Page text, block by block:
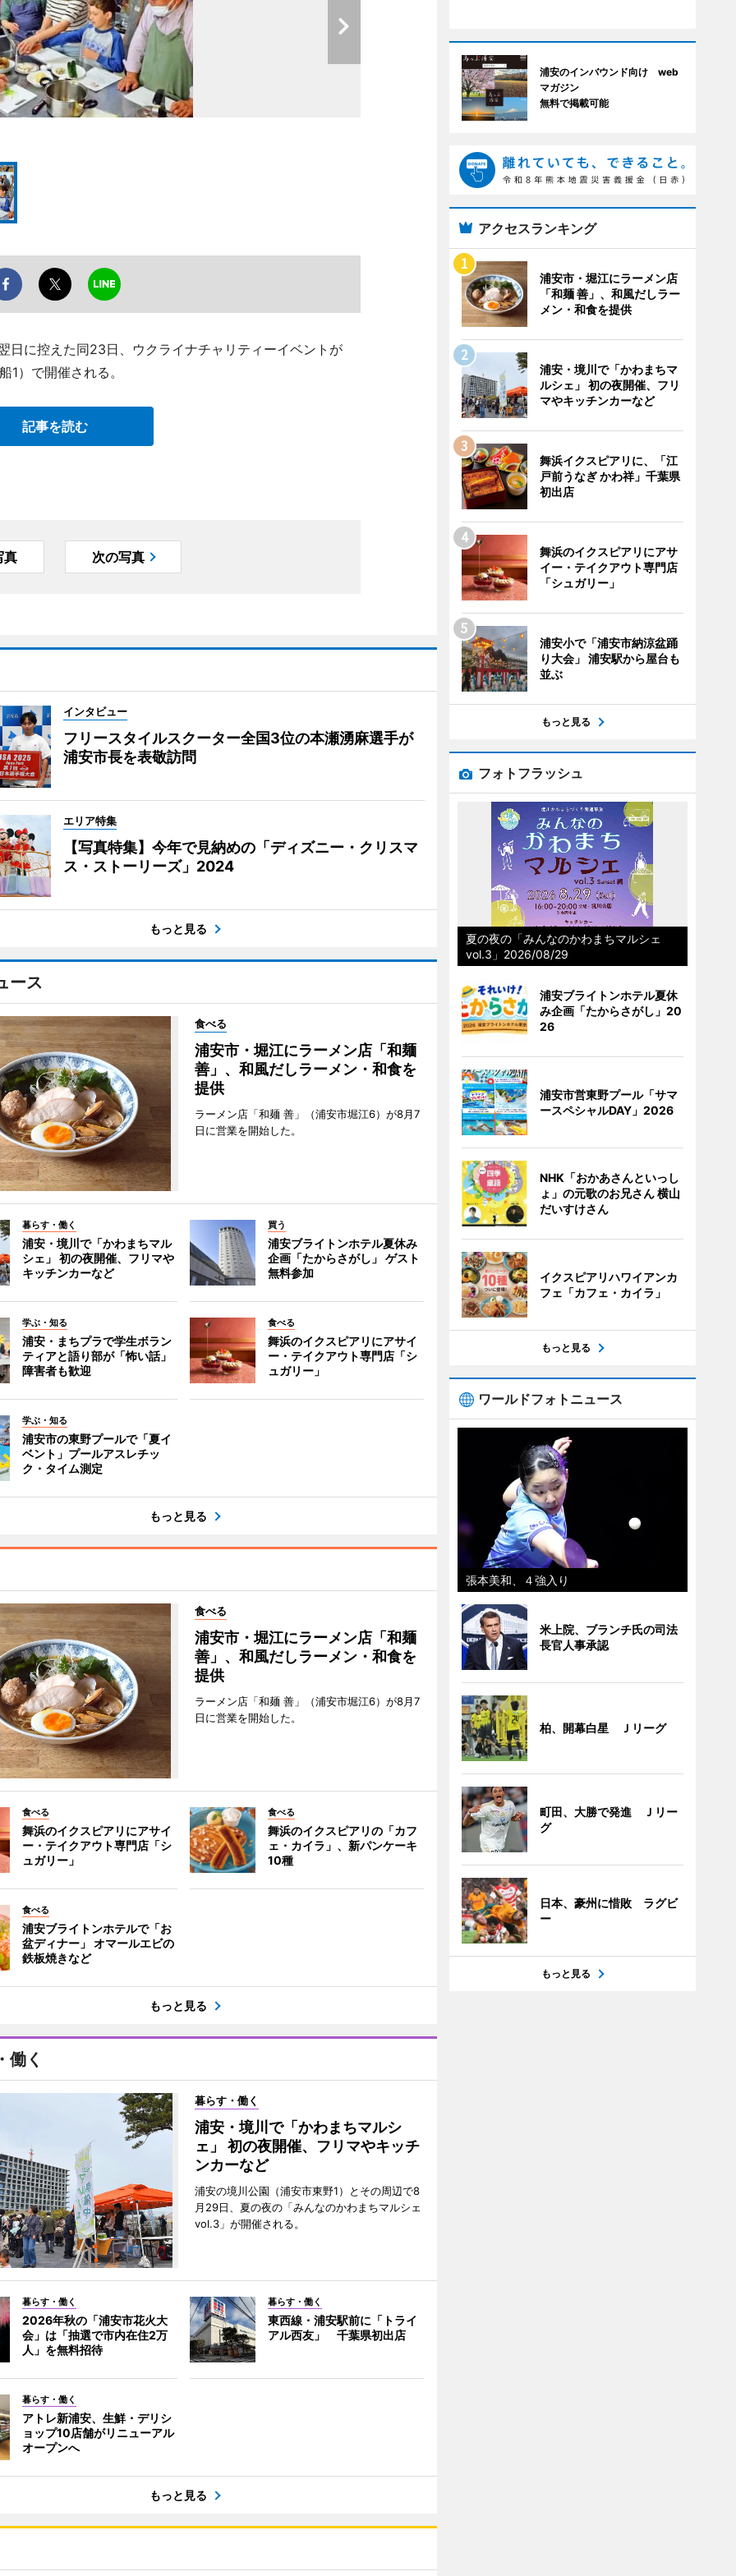
日に控えた同23日、ウクライナチャリティーイベントが
）で開催される。
記事を読む
真 次の写真
インタビュー
フリースタイルスクーター全国3位の本瀬湧麻選手が
浦安市長を表敬訪問
エリア特集
【写真特集】今年で見納めの「ディズニー・クリスマ
ス・ストーリーズ」2024
もっと見る
ース
食べる
浦安市・堀江にラーメン店「和麺
善」、和風だしラーメン・和食を
提供
ラーメン店「和麺 善」（浦安市堀江6）が8月7
日に営業を開始した。
暮らす・働く
浦安・境川で「かわまちマル
シェ」 初の夜開催、フリマや
キッチンカーなど
買う
浦安ブライトンホテル夏休み
企画「たからさがし」 ゲスト
無料参加
学ぶ・知る
浦安・まちプラで学生ボラン
ティアと語り部が「怖い話」
障害者も歓迎
食べる
舞浜のイクスピアリにアサイ
ー・テイクアウト専門店「シ
ュガリー」
学ぶ・知る
浦安市の東野プールで「夏イ
ベント」プールアスレチッ
ク・タイム測定
もっと見る
食べる
浦安市・堀江にラーメン店「和麺
善」、和風だしラーメン・和食を
提供
ラーメン店「和麺 善」（浦安市堀江6）が8月7
日に営業を開始した。
食べる
舞浜のイクスピアリにアサイ
ー・テイクアウト専門店「シ
ュガリー」
食べる
舞浜のイクスピアリの「カフ
ェ・カイラ」、新パンケーキ
10種
食べる
浦安ブライトンホテルで「お
盆ディナー」 オマールエビの
鉄板焼きなど
もっと見る
働く
暮らす・働く
浦安・境川で「かわまちマルシ
ェ」 初の夜開催、フリマやキッチ
ンカーなど
浦安の境川公園（浦安市東野1）とその周辺で8
月29日、夏の夜の「みんなのかわまちマルシェ
vol.3」が開催される。
暮らす・働く
2026年秋の「浦安市花火大
会」は「抽選で市内在住2万
人」を無料招待
暮らす・働く
東西線・浦安駅前に「トライ
アル西友」 千葉県初出店
暮らす・働く
アトレ新浦安、生鮮・デリシ
ョップ10店舗がリニューアル
オープンへ
もっと見る
浦安のインバウンド向け web
マガジン
無料で掲載可能
アクセスランキング
浦安市・堀江にラーメン店
「和麺 善」、和風だしラー
メン・和食を提供
浦安・境川で「かわまちマ
ルシェ」 初の夜開催、フリ
マやキッチンカーなど
舞浜イクスピアリに、「江
戸前うなぎ かわ祥」千葉県
初出店
舞浜のイクスピアリにアサ
イー・テイクアウト専門店
「シュガリー」
浦安小で「浦安市納涼盆踊
り大会」 浦安駅から屋台も
並ぶ
もっと見る
フォトフラッシュ
夏の夜の「みんなのかわまちマルシェ
vol.3」2026/08/29
浦安ブライトンホテル夏休
み企画「たからさがし」20
26
浦安市営東野プール「サマ
ースペシャルDAY」2026
NHK「おかあさんといっし
ょ」の元歌のお兄さん 横山
だいすけさん
イクスピアリハワイアンカ
フェ「カフェ・カイラ」
もっと見る
ワールドフォトニュース
張本美和、４強入り
米上院、ブランチ氏の司法
長官人事承認
柏、開幕白星 Ｊリーグ
町田、大勝で発進 Ｊリー
グ
日本、豪州に惜敗 ラグビ
ー
もっと見る